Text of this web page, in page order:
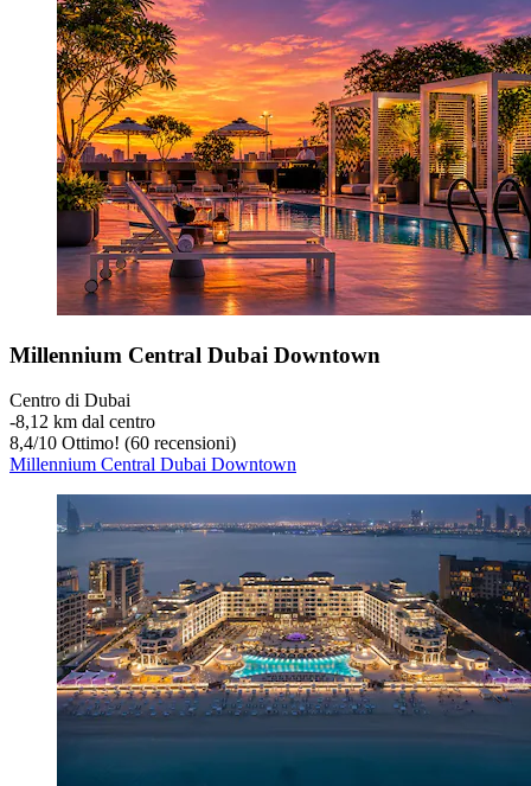
Millennium Central Dubai Downtown
Centro di Dubai
‐8,12 km dal centro
8,4/10 Ottimo! (60 recensioni)
Millennium Central Dubai Downtown